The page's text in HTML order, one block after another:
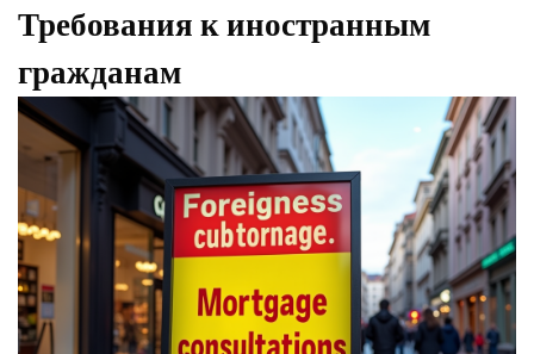
Требования к иностранным
гражданам